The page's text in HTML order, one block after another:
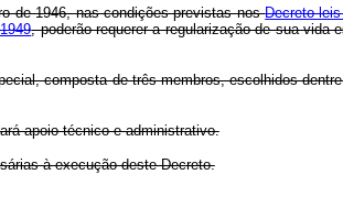
de 1946, nas condições previstas nosDecreto-
, poderão requerer a regularização de sua vida
composta de três membros, escolhidos
apoio técnico e administrativo.
à execução deste Decreto.